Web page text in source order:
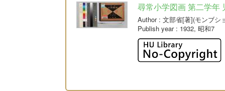
尋常小学図画 第二学年
Author: 文部省[著](モンブシ
Publish year: 1932, 昭和7